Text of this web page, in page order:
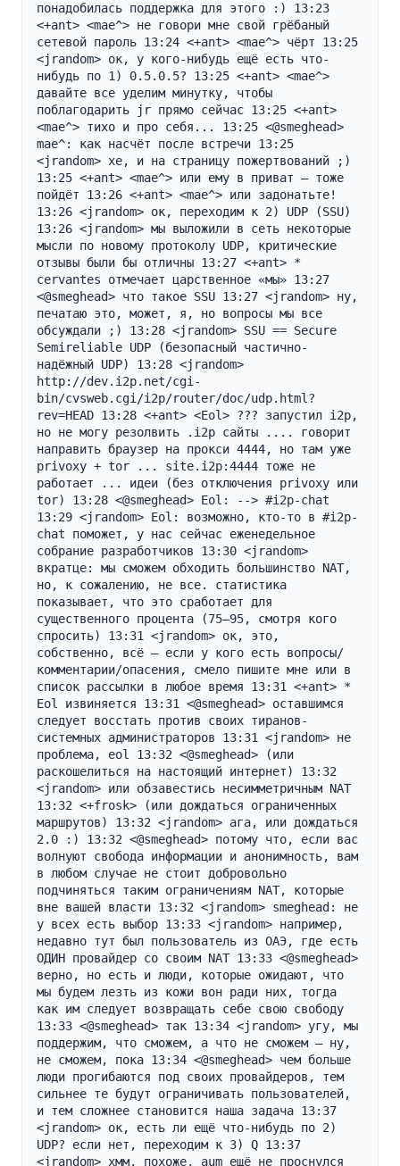
понадобилась поддержка для этого :) 13:23
<+ant> <mae^> не говори мне свой грёбаный
сетевой пароль 13:24 <+ant> <mae^> чёрт 13:25
<jrandom> ок, у кого-нибудь ещё есть что-
нибудь по 1) 0.5.0.5? 13:25 <+ant> <mae^>
давайте все уделим минутку, чтобы
поблагодарить jr прямо сейчас 13:25 <+ant>
<mae^> тихо и про себя... 13:25 <@smeghead>
mae^: как насчёт после встречи 13:25
<jrandom> хе, и на страницу пожертвований ;)
13:25 <+ant> <mae^> или ему в приват — тоже
пойдёт 13:26 <+ant> <mae^> или задонатьте!
13:26 <jrandom> ок, переходим к 2) UDP (SSU)
13:26 <jrandom> мы выложили в сеть некоторые
мысли по новому протоколу UDP, критические
отзывы были бы отличны 13:27 <+ant> *
cervantes отмечает царственное «мы» 13:27
<@smeghead> что такое SSU 13:27 <jrandom> ну,
печатаю это, может, я, но вопросы мы все
обсуждали ;) 13:28 <jrandom> SSU == Secure
Semireliable UDP (безопасный частично-
надёжный UDP) 13:28 <jrandom>
http://dev.i2p.net/cgi-
bin/cvsweb.cgi/i2p/router/doc/udp.html?
rev=HEAD 13:28 <+ant> <Eol> ??? запустил i2p,
но не могу резолвить .i2p сайты .... говорит
направить браузер на прокси 4444, но там уже
privoxy + tor ... site.i2p:4444 тоже не
работает ... идеи (без отключения privoxy или
tor) 13:28 <@smeghead> Eol: --> #i2p-chat
13:29 <jrandom> Eol: возможно, кто-то в #i2p-
chat поможет, у нас сейчас еженедельное
собрание разработчиков 13:30 <jrandom>
вкратце: мы сможем обходить большинство NAT,
но, к сожалению, не все. статистика
показывает, что это сработает для
существенного процента (75–95, смотря кого
спросить) 13:31 <jrandom> ок, это,
собственно, всё — если у кого есть вопросы/
комментарии/опасения, смело пишите мне или в
список рассылки в любое время 13:31 <+ant> *
Eol извиняется 13:31 <@smeghead> оставшимся
следует восстать против своих тиранов-
системных администраторов 13:31 <jrandom> не
проблема, eol 13:32 <@smeghead> (или
раскошелиться на настоящий интернет) 13:32
<jrandom> или обзавестись несимметричным NAT
13:32 <+frosk> (или дождаться ограниченных
маршрутов) 13:32 <jrandom> ага, или дождаться
2.0 :) 13:32 <@smeghead> потому что, если вас
волнуют свобода информации и анонимность, вам
в любом случае не стоит добровольно
подчиняться таким ограничениям NAT, которые
вне вашей власти 13:32 <jrandom> smeghead: не
у всех есть выбор 13:33 <jrandom> например,
недавно тут был пользователь из ОАЭ, где есть
ОДИН провайдер со своим NAT 13:33 <@smeghead>
верно, но есть и люди, которые ожидают, что
мы будем лезть из кожи вон ради них, тогда
как им следует возвращать себе свою свободу
13:33 <@smeghead> так 13:34 <jrandom> угу, мы
поддержим, что сможем, а что не сможем — ну,
не сможем, пока 13:34 <@smeghead> чем больше
люди прогибаются под своих провайдеров, тем
сильнее те будут ограничивать пользователей,
и тем сложнее становится наша задача 13:37
<jrandom> ок, есть ли ещё что-нибудь по 2)
UDP? если нет, переходим к 3) Q 13:37
<jrandom> хмм, похоже, aum ещё не проснулся